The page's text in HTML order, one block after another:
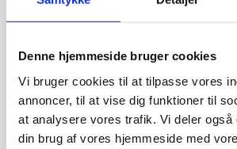
Denne hjemmeside bruger cookies
Vi bruger cookies til at tilpasse vores
annoncer, til at vise dig funktioner til
at analysere vores trafik. Vi deler også
din brug af vores hjemmeside med
Relaterede varer